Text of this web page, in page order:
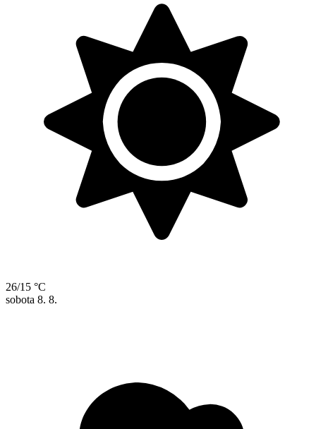
26/15 °C
sobota 8. 8.